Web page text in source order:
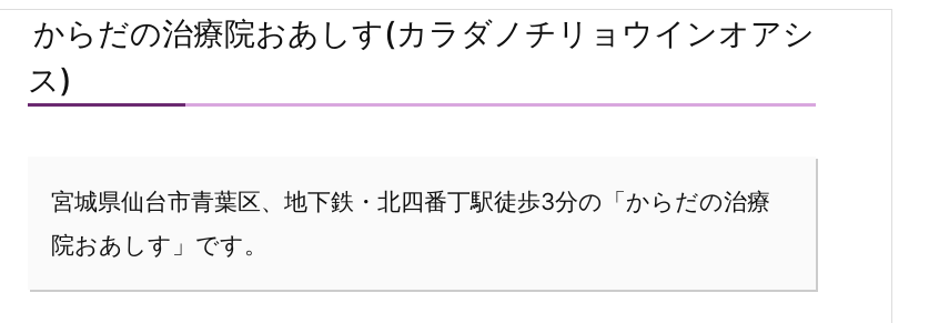
からだの治療院おあしす(カラダノチリョウインオアシ
ス)
宮城県仙台市青葉区、地下鉄・北四番丁駅徒歩3分の「からだの治療
院おあしす」です。